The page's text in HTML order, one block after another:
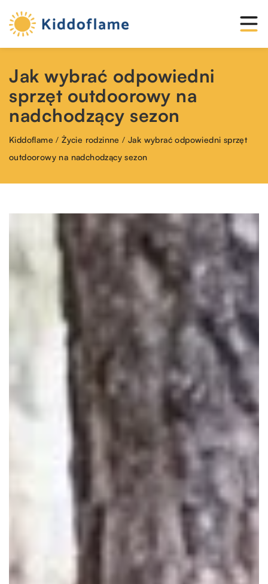
Jak wybrać odpowiedni
sprzęt outdoorowy na
nadchodzący sezon
Kiddoflame /Życie rodzinne /Jak wybrać odpowiedni sprzęt
outdoorowy na nadchodzący sezon